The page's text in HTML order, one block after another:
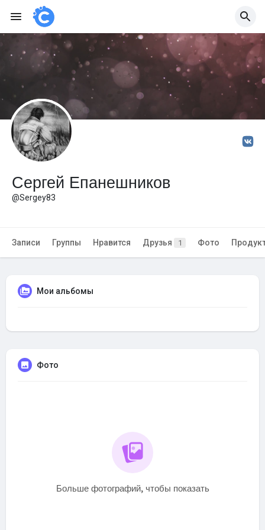
Сергей Епанешников
@Sergey83
Записи Группы Нравится Друзья 1 Фото
Мои альбомы
Фото
Больше фотографий, чтобы показать